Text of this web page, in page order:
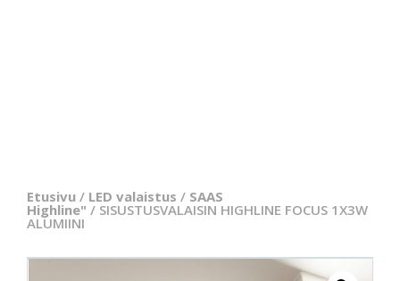
Etusivu / LED valaistus / SAAS
Highline" / SISUSTUSVALAISIN HIGHLINE FOCUS 1X3W
ALUMIINI